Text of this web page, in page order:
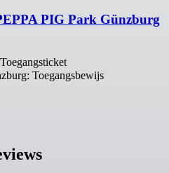
PIG Park Günzburg
Toegangsbewijs